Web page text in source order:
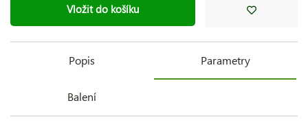
Vložit do košíku
Popis Parametry
Balení